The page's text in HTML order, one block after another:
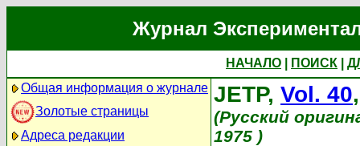
Журнал
НАЧАЛО ПОИСК
Общая информация о журнале
Золотые страницы
Адреса редакции
JETP, Vol. 40
(Русский
1975 )